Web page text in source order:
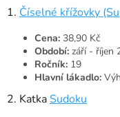
1. Číselné křížovky
Cena: 38,90 Kč
Období: září - říjen
Ročník: 19
Hlavní lákadlo:
2. KatkaSudoku